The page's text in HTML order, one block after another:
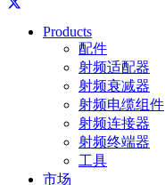
Products
配件
射频适配器
射频衰减器
射频电缆组件
射频连接器
射频终端器
工具
市场